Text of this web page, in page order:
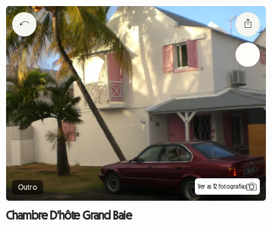
Outro Ver as 12 fotografias
Chambre D'hôte Grand Baie